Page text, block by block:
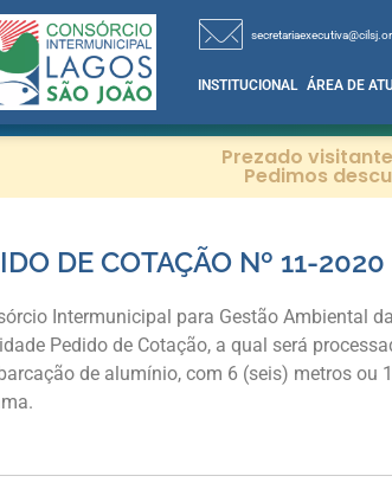
INSTITUCIONAL ÁREA DE
Prezado
Pedimos
DE COTAÇÃO Nº 11-2020
Intermunicipal para Gestão Ambiental
Pedido de Cotação, a qual será
de alumínio, com 6 (seis) metros